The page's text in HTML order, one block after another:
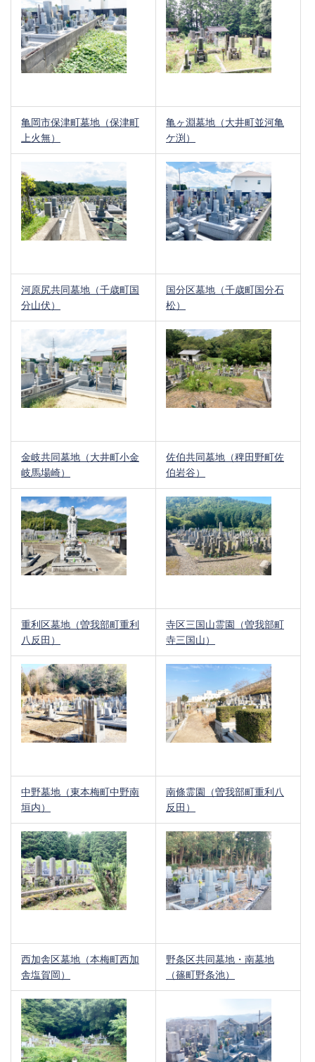
亀岡市保津町墓地（保津町
上火無）
亀ヶ淵墓地（大井町並河亀
ケ渕）
河原尻共同墓地（千歳町国
分山伏）
国分区墓地（千歳町国分石
松）
金岐共同墓地（大井町小金
岐馬場崎）
佐伯共同墓地（稗田野町佐
伯岩谷）
重利区墓地（曽我部町重利
八反田）
寺区三国山霊園（曽我部町
寺三国山）
中野墓地（東本梅町中野南
垣内）
南條霊園（曽我部町重利八
反田）
西加舎区墓地（本梅町西加
舎塩賀岡）
野条区共同墓地・南墓地
（篠町野条池）